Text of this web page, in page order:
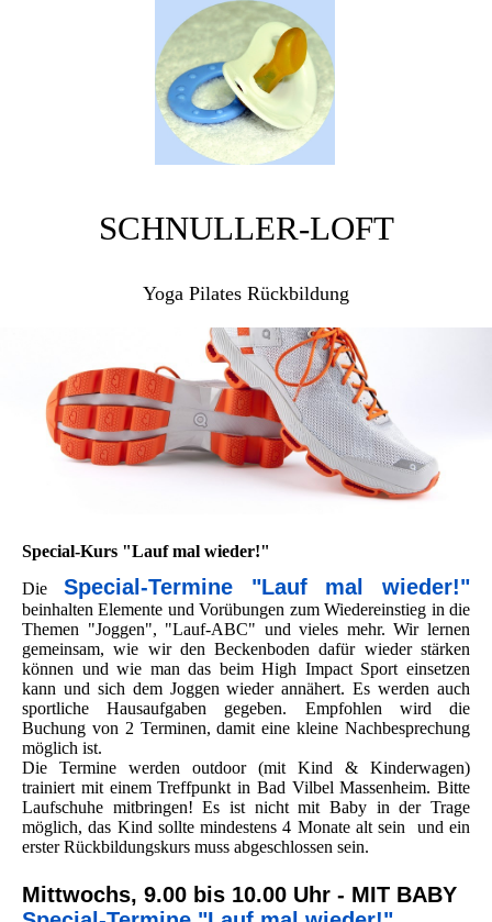
SCHNULLER-LOFT
Yoga Pilates Rückbildung
Special-Kurs "Lauf mal wieder!"
Die Special-Termine "Lauf mal wieder!"
beinhalten Elemente und Vorübungen zum Wiedereinstieg in die
Themen "Joggen", "Lauf-ABC" und vieles mehr. Wir lernen
gemeinsam, wie wir den Beckenboden dafür wieder stärken
können und wie man das beim High Impact Sport einsetzen
kann und sich dem Joggen wieder annähert. Es werden auch
sportliche Hausaufgaben gegeben. Empfohlen wird die
Buchung von 2 Terminen, damit eine kleine Nachbesprechung
möglich ist.
Die Termine werden outdoor (mit Kind & Kinderwagen)
trainiert mit einem Treffpunkt in Bad Vilbel Massenheim. Bitte
Laufschuhe mitbringen! Es ist nicht mit Baby in der Trage
möglich, das Kind sollte mindestens 4 Monate alt sein und ein
erster Rückbildungskurs muss abgeschlossen sein.
Mittwochs, 9.00 bis 10.00 Uhr - MIT BABY